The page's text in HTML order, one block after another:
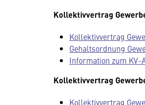
Kollektivvertrag
Kollektivvertrag
Gehaltsordnung
Information zum KV-
Kollektivvertrag
Kollektivvertrag